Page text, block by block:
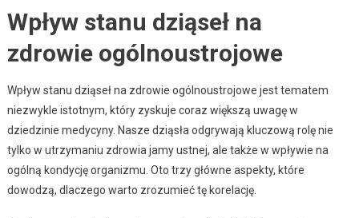
Wpływ stanu dziąseł na
zdrowie ogólnoustrojowe
Wpływ stanu dziąseł na zdrowie ogólnoustrojowe jest tematem
niezwykle istotnym, który zyskuje coraz większą uwagę w
dziedzinie medycyny. Nasze dziąsła odgrywają kluczową rolę nie
tylko w utrzymaniu zdrowia jamy ustnej, ale także w wpływie na
ogólną kondycję organizmu. Oto trzy główne aspekty, które
dowodzą, dlaczego warto zrozumieć tę korelację.